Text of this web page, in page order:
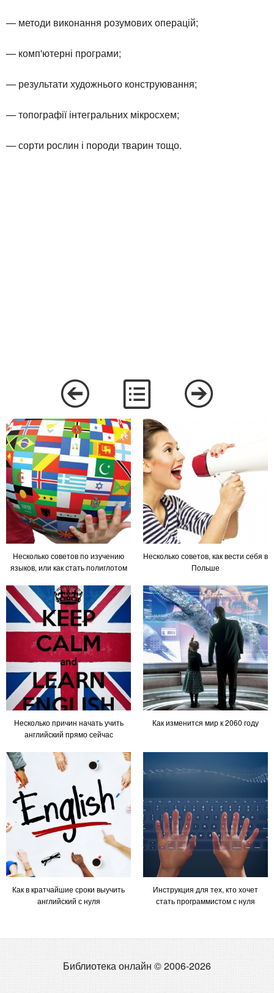
— методи виконання розумових операцій;
— комп'ютерні програми;
— результати художнього конструювання;
— топографії інтегральних мікросхем;
— сорти рослин і породи тварин тощо.
Несколько советов по изучению
языков, или как стать полиглотом
Несколько советов, как вести себя в
Польше
Несколько причин начать учить
английский прямо сейчас
Как изменится мир к 2060 году
Как в кратчайшие сроки выучить
английский с нуля
Инструкция для тех, кто хочет
стать программистом с нуля
Библиотека онлайн © 2006-2026